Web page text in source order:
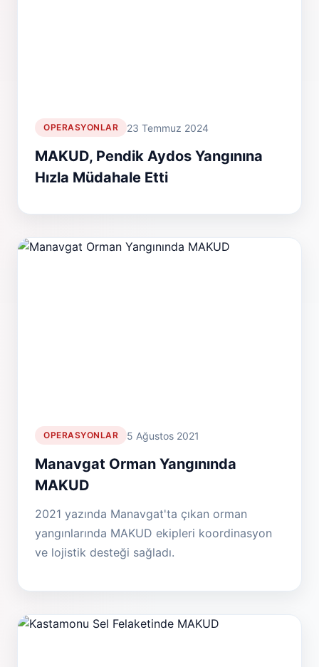
OPERASYONLAR 23 Temmuz 2024
MAKUD, Pendik Aydos Yangınına
Hızla Müdahale Etti
OPERASYONLAR 5 Ağustos 2021
Manavgat Orman Yangınında
MAKUD
2021 yazında Manavgat'ta çıkan orman
yangınlarında MAKUD ekipleri koordinasyon
ve lojistik desteği sağladı.